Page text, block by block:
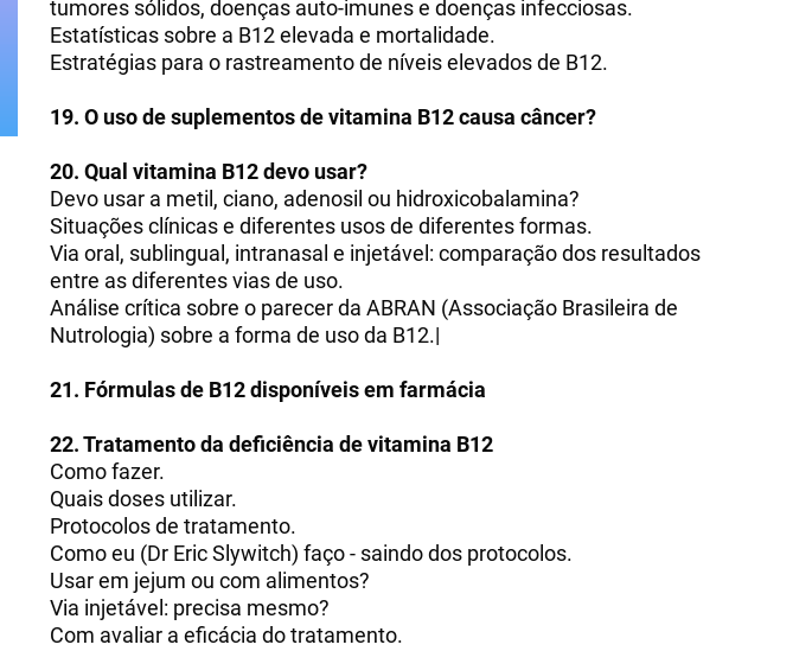
tumores sólidos, doenças auto-imunes e doenças infecciosas.
Estatísticas sobre a B12 elevada e mortalidade.
Estratégias para o rastreamento de níveis elevados de B12.
19. O uso de suplementos de vitamina B12 causa câncer?
20. Qual vitamina B12 devo usar?
Devo usar a metil, ciano, adenosil ou hidroxicobalamina?
Situações clínicas e diferentes usos de diferentes formas.
Via oral, sublingual, intranasal e injetável: comparação dos resultados
entre as diferentes vias de uso.
Análise crítica sobre o parecer da ABRAN (Associação Brasileira de
Nutrologia) sobre a forma de uso da B12.|
21. Fórmulas de B12 disponíveis em farmácia
22. Tratamento da deficiência de vitamina B12
Como fazer.
Quais doses utilizar.
Protocolos de tratamento.
Como eu (Dr Eric Slywitch) faço - saindo dos protocolos.
Usar em jejum ou com alimentos?
Via injetável: precisa mesmo?
Com avaliar a eficácia do tratamento.